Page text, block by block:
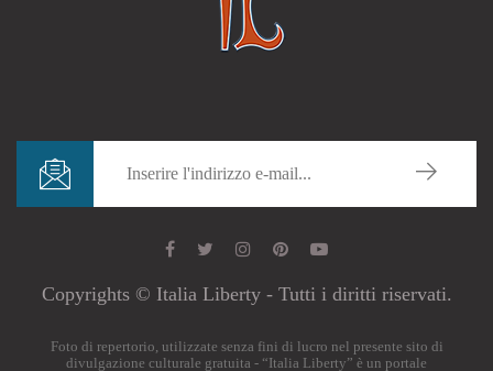
Copyrights © Italia Liberty - Tutti i diritti riservati.
Foto di repertorio, utilizzate senza fini di lucro nel presente sito di
divulgazione culturale gratuita - “Italia Liberty” è un portale